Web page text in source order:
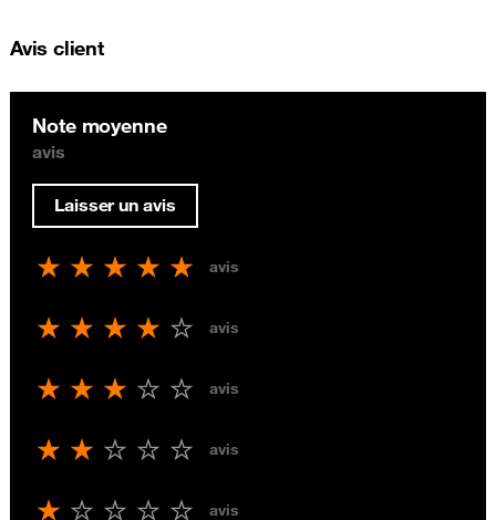
Avis client
Note moyenne
avis
Laisser un avis
avis
avis
avis
avis
avis